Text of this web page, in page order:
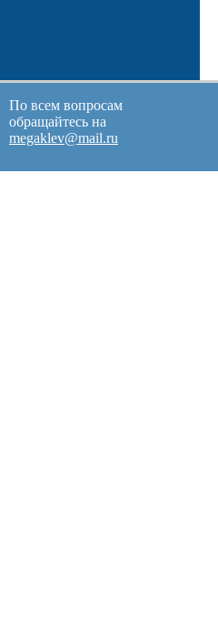
По всем вопросам
обращайтесь на
megaklev@mail.ru